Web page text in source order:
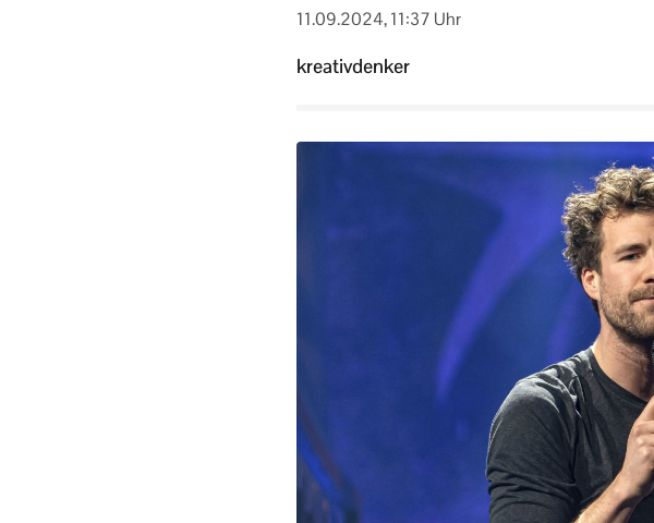
11.09.2024, 11:37 Uhr
kreativdenker